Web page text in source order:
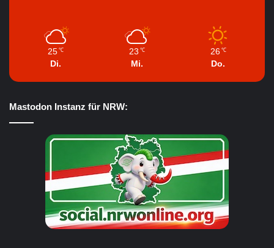
25 ℃
Di.
23 ℃
Mi.
26 ℃
Do.
Mastodon Instanz für NRW: